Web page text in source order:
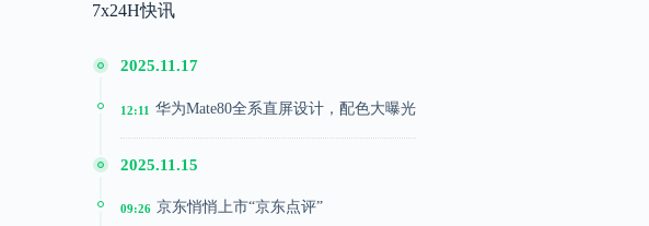
7x24H快讯
2025.11.17
12:11 华为Mate80全系直屏设计，配色大曝光
2025.11.15
09:26 京东悄悄上市“京东点评”